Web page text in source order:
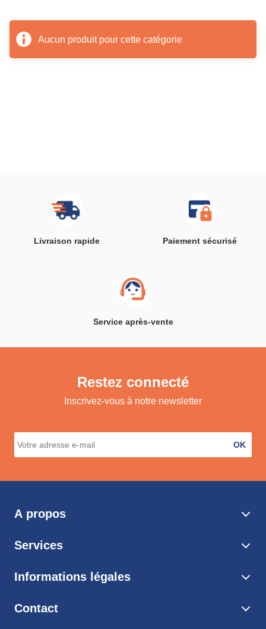
Aucun produit pour cette catégorie
Livraison rapide Paiement sécurisé
Service après-vente
Restez connecté
Inscrivez-vous à notre newsletter
OK
A propos
Services
Informations légales
Contact